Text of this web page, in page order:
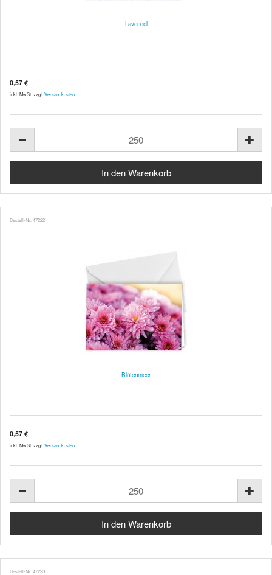
Lavendel
0,57 €
inkl. MwSt. zzgl. Versandkosten
Bestell-Nr. 47222
Blütenmeer
0,57 €
inkl. MwSt. zzgl. Versandkosten
Bestell-Nr. 47223